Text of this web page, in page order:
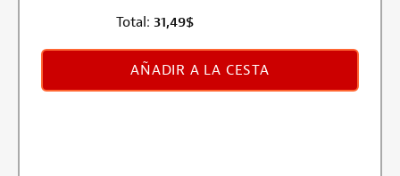
Total: 31,49$
AÑADIR A LA CESTA